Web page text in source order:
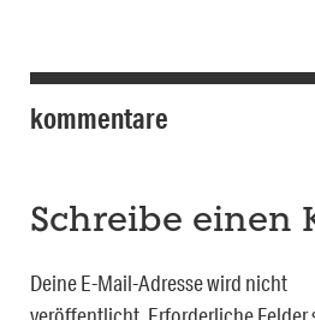
kommentare
Schreibe einen
Deine E-Mail-Adresse wird nicht